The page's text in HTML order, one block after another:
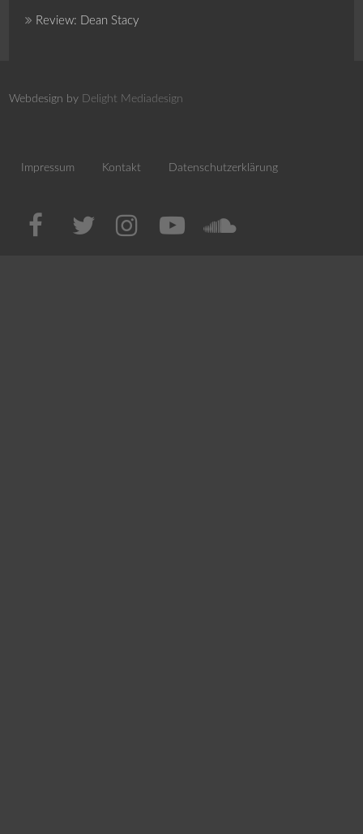
Review: Dean Stacy
Webdesign by Delight Mediadesign
Impressum Kontakt Datenschutzerklärung